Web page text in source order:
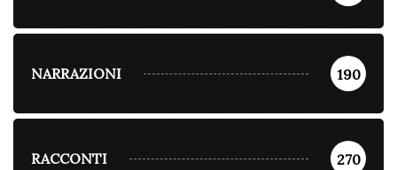
NARRAZIONI 190
RACCONTI 270